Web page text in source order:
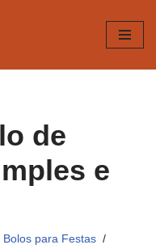
de
e
Bolos para Festas